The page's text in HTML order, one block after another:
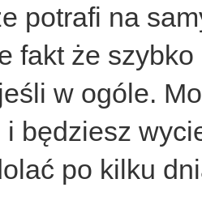
potrafi na
fakt że
w ogóle.
będziesz
po kilku